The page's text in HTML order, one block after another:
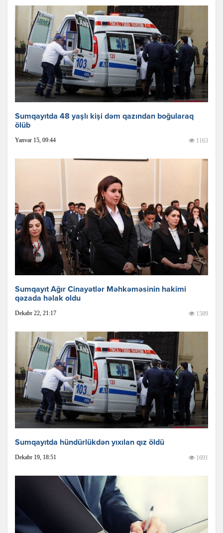
Sumqayıtda 48 yaşlı kişi dəm qazından boğularaq
ölüb
Yanvar 15, 09:44 1163
Sumqayıt Ağır Cinayətlər Məhkəməsinin hakimi
qəzada həlak oldu
Dekabr 22, 21:17 1589
Sumqayıtda hündürlükdən yıxılan qız öldü
Dekabr 19, 18:51 1691